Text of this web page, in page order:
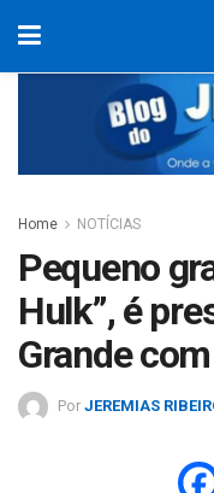
Home NOTÍCIAS
Pequeno
Hulk”, é
Grande
Por JEREMIAS